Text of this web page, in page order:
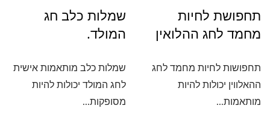
תחפושת לחיות
מחמד לחג ההלואין
תחפושות לחיות מחמד לחג
ההאלווין יכולות להיות
מותאמות...
שמלות כלב חג
המולד.
שמלות כלב מותאמות אישית
לחג המולד יכולות להיות
מסופקות...